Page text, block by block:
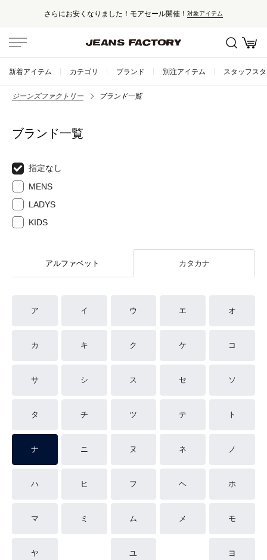
さらにお安くなりました！モアセール開催！ 対象アイテム
新着アイテム カテゴリ ブランド 別注アイテム スタッフス
ジーンズファクトリー ブランド一覧
ブランド一覧
指定なし
MENS
LADYS
KIDS
アルファベット カタカナ
ア イ ウ エ オ
カ キ ク ケ コ
サ シ ス セ ソ
タ チ ツ テ ト
ナ ニ ヌ ネ ノ
ハ ヒ フ ヘ ホ
マ ミ ム メ モ
ヤ ユ ヨ